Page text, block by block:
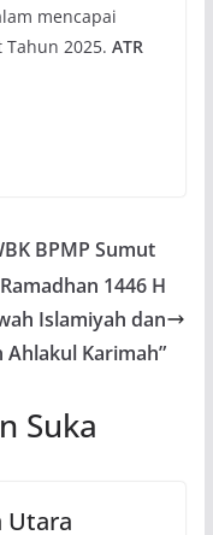
mencapai
Tahun 2025. ATR
BPMP Sumut
1446 H
Islamiyah dan
Karimah”
Suka
Utara